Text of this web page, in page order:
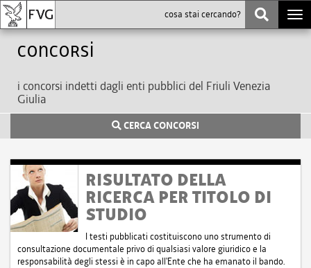
Concorsi
i concorsi indetti dagli enti pubblici del Friuli Venezia
Giulia
CERCA CONCORSI
RISULTATO DELLA
RICERCA PER TITOLO DI
STUDIO
I testi pubblicati costituiscono uno strumento di
consultazione documentale privo di qualsiasi valore giuridico e la
responsabilità degli stessi è in capo all'Ente che ha emanato il bando.